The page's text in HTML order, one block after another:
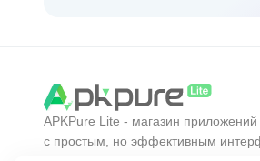
APKPure Lite - магазин
с простым, но эффективным